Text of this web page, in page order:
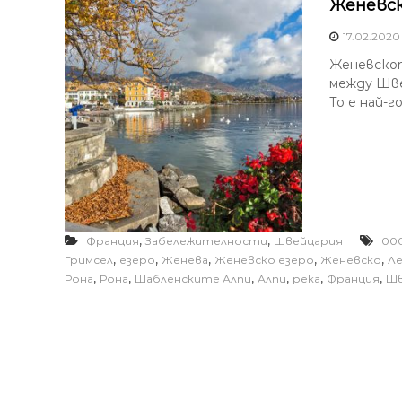
17.02.2020
между
То е най-
Франция, Забележителности, Швейцария
Гримсел, езеро, Женева, Женевско езеро, Женевско,
Рона, Рона, Шабленските Алпи, Алпи, река, Франция,